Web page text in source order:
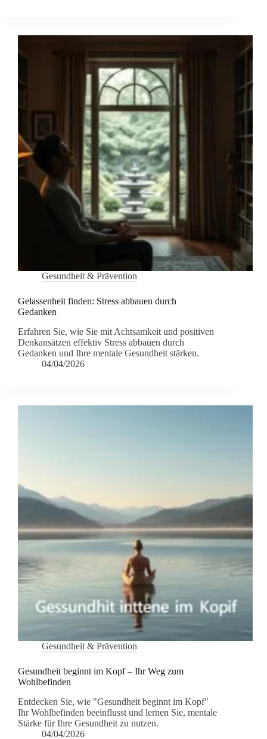
Gesundheit & Prävention
Gelassenheit finden: Stress abbauen durch
Gedanken
Erfahren Sie, wie Sie mit Achtsamkeit und positiven
Denkansätzen effektiv Stress abbauen durch
Gedanken und Ihre mentale Gesundheit stärken.
04/04/2026
Gesundheit & Prävention
Gesundheit beginnt im Kopf – Ihr Weg zum
Wohlbefinden
Entdecken Sie, wie "Gesundheit beginnt im Kopf"
Ihr Wohlbefinden beeinflusst und lernen Sie, mentale
Stärke für Ihre Gesundheit zu nutzen.
04/04/2026